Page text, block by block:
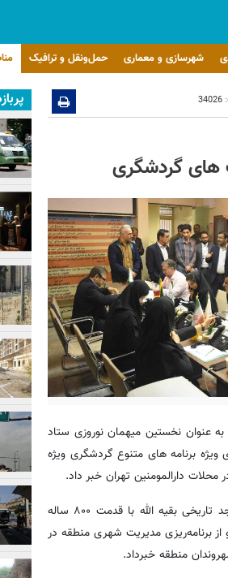
شهرسازی و معماری حمل‌ونقل و ترافیک
34026
های گردشگری
۱۴، محمد امین سالاری پور شهردار منطقه۱۴ در سال جدید و به عنوان نخستین میهمان نوروزی ستاد
برنامه های متنوع گردشگری ویژه
دارالمومنین تهران خبر داد.
سالاری پور ضمن اشاره به وجود بیش از ۲هزار مسجد و پایگاه مذهبی در دارالمومنین تهران از جمله مسجد تاریخی بقیه الله با قدمت ۸۰۰ ساله
برنامه‌ریزی مدیریت شهری منطقه در
منطقه خبرداد.